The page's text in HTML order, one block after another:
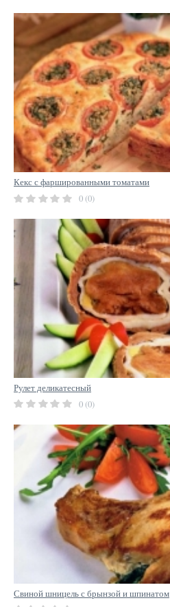
Кекс с фаршированными томатами
0 (0)
Рулет деликатесный
0 (0)
Свиной шницель с брынзой и шпинатом